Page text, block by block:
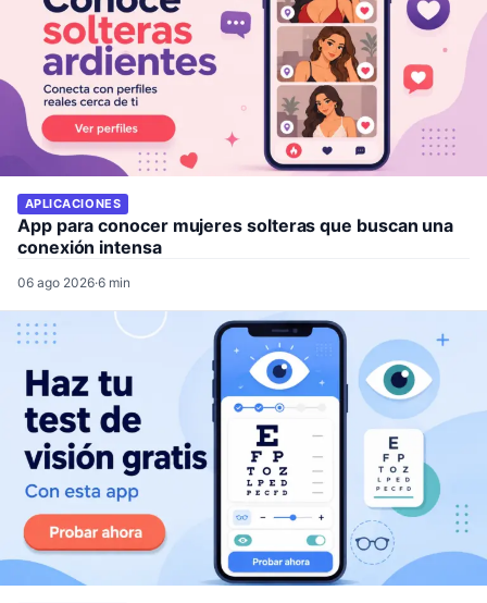
APLICACIONES
App para conocer mujeres solteras que buscan una
conexión intensa
06 ago 2026·6 min